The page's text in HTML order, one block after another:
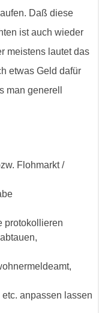
Daß diese
ist auch wieder
meistens lautet das
etwas Geld dafür
man generell
Flohmarkt /
protokollieren
anpassen lassen